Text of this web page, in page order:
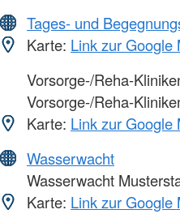
Tages- und
Karte: Link zur Google
Vorsorge-/Reha-
Vorsorge-/Reha-
Karte: Link zur Google
Wasserwacht
Wasserwacht
Karte: Link zur Google